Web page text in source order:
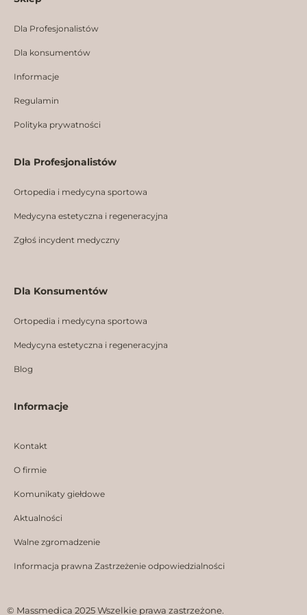
Dla Profesjonalistów
Dla konsumentów
Informacje
Regulamin
Polityka prywatności
Dla Profesjonalistów
Ortopedia i medycyna sportowa
Medycyna estetyczna i regeneracyjna
Zgłoś incydent medyczny
Dla Konsumentów
Ortopedia i medycyna sportowa
Medycyna estetyczna i regeneracyjna
Blog
Informacje
Kontakt
O firmie
Komunikaty giełdowe
Aktualności
Walne zgromadzenie
Informacja prawna Zastrzeżenie odpowiedzialności
© Massmedica 2025 Wszelkie prawa zastrzeżone.